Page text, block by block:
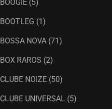
BOOGIE (5)
BOOTLEG (1)
BOSSA NOVA (71)
BOX RAROS (2)
CLUBE NOIZE (50)
CLUBE UNIVERSAL (5)